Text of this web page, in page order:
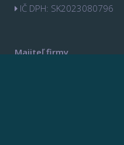
IČ DPH: SK2023080796
Majiteľ firmy